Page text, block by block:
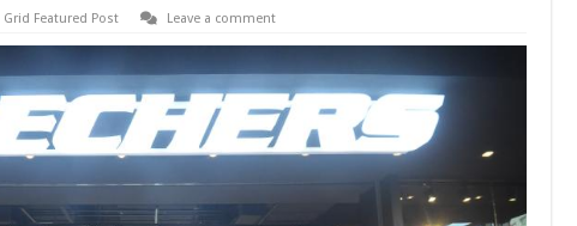
Grid Featured Post Leave a comment